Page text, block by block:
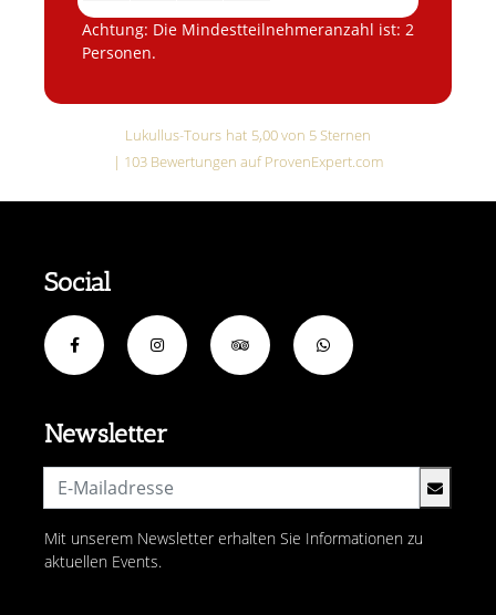
Achtung: Die Mindestteilnehmeranzahl ist: 2
Personen.
Lukullus-Tours hat 5,00von 5Sternen
| 103 Bewertungen auf ProvenExpert.com
Newsletter
Mit unserem Newsletter erhalten Sie Informationen zu
aktuellen Events.
Social